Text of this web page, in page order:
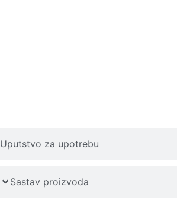
Uputstvo za upotrebu
Sastav proizvoda